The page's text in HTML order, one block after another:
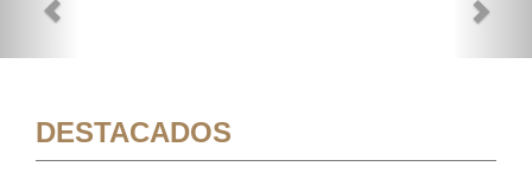
DESTACADOS